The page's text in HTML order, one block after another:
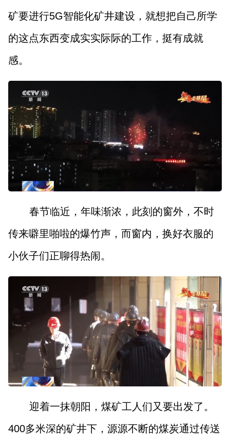
矿要进行5G智能化矿井建设，就想把自己所学
的这点东西变成实实际际的工作，挺有成就
感。
春节临近，年味渐浓，此刻的窗外，不时
传来噼里啪啦的爆竹声，而窗内，换好衣服的
小伙子们正聊得热闹。
迎着一抹朝阳，煤矿工人们又要出发了。
400多米深的矿井下，源源不断的煤炭通过传送